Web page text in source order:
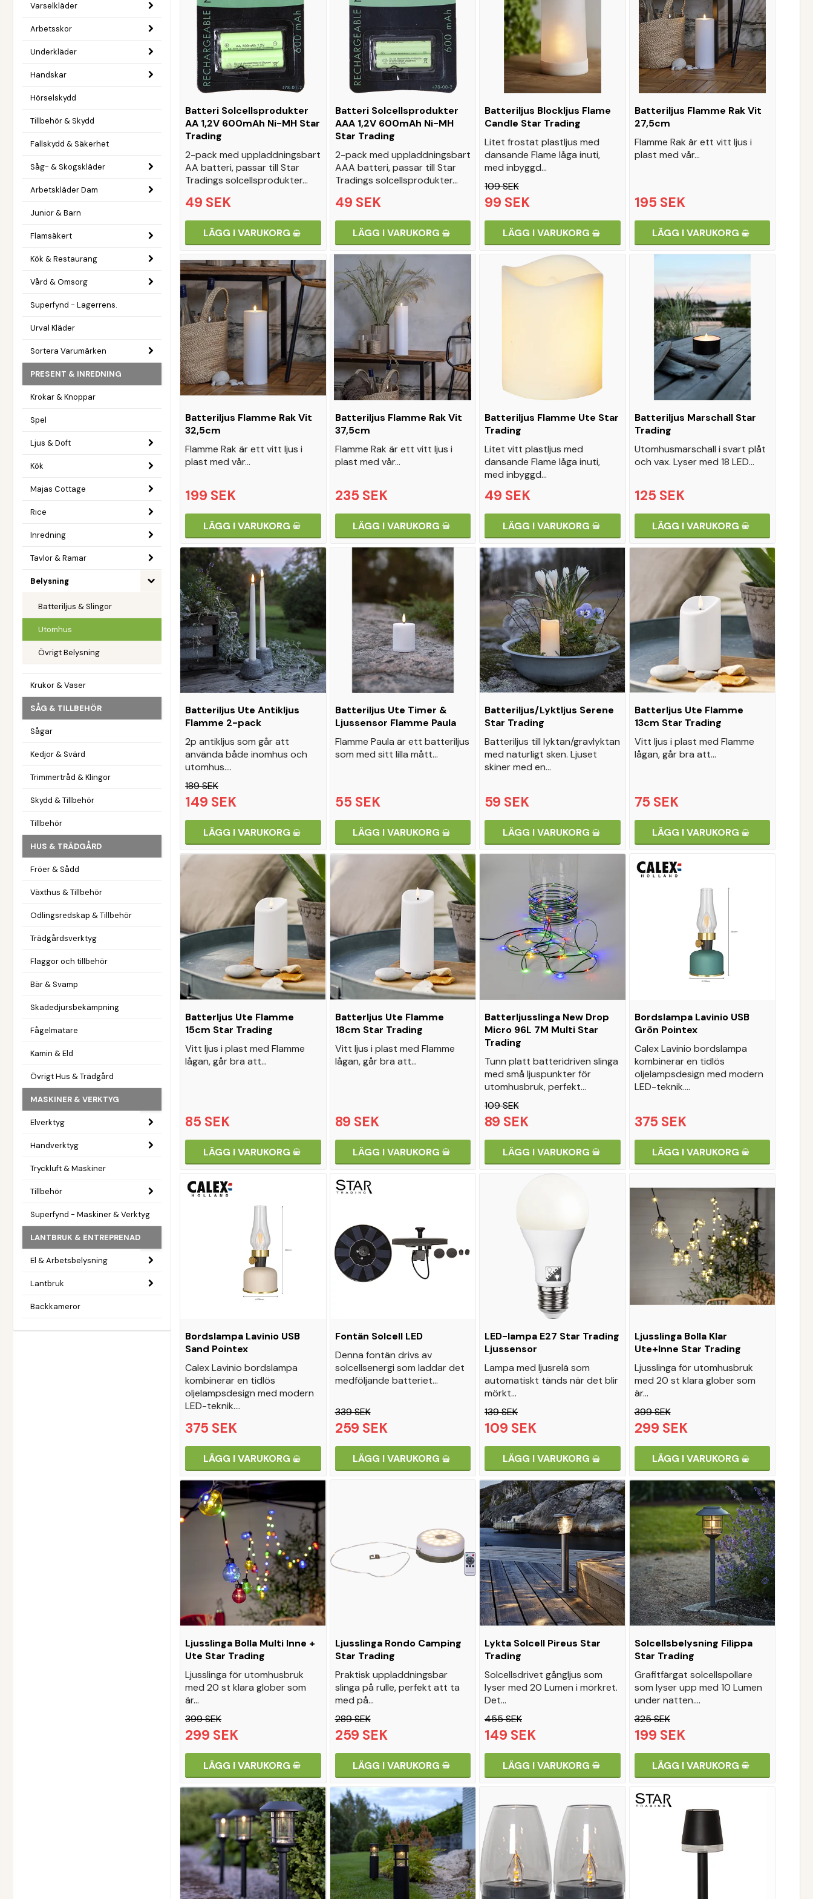
Varselkläder
Arbetsskor
Underkläder
Handskar
Hörselskydd
Tillbehör & Skydd
Fallskydd & Säkerhet
Såg- & Skogskläder
Arbetskläder Dam
Junior & Barn
Flamsäkert
Kök & Restaurang
Vård & Omsorg
Superfynd - Lagerrens.
Urval Kläder
Sortera Varumärken
PRESENT & INREDNING
Krokar & Knoppar
Spel
Ljus & Doft
Kök
Majas Cottage
Rice
Inredning
Tavlor & Ramar
Belysning
Batteriljus & Slingor
Utomhus
Övrigt Belysning
Krukor & Vaser
SÅG & TILLBEHÖR
Sågar
Kedjor & Svärd
Trimmertråd & Klingor
Skydd & Tillbehör
Tillbehör
HUS & TRÄDGÅRD
Fröer & Sådd
Växthus & Tillbehör
Odlingsredskap & Tillbehör
Trädgårdsverktyg
Flaggor och tillbehör
Bär & Svamp
Skadedjursbekämpning
Fågelmatare
Kamin & Eld
Övrigt Hus & Trädgård
MASKINER & VERKTYG
Elverktyg
Handverktyg
Tryckluft & Maskiner
Tillbehör
Superfynd - Maskiner & Verktyg
LANTBRUK & ENTREPRENAD
El & Arbetsbelysning
Lantbruk
Backkameror
Batteri Solcellsprodukter
AA 1,2V 600mAh Ni-MH Star
Trading
2-pack med uppladdningsbart
AA batteri, passar till Star
Tradings solcellsprodukter…
49 SEK
LÄGG I VARUKORG
Batteri Solcellsprodukter
AAA 1,2V 600mAh Ni-MH
Star Trading
2-pack med uppladdningsbart
AAA batteri, passar till Star
Tradings solcellsprodukter…
49 SEK
LÄGG I VARUKORG
Batteriljus Blockljus Flame
Candle Star Trading
Litet frostat plastljus med
dansande Flame låga inuti,
med inbyggd…
109 SEK
99 SEK
LÄGG I VARUKORG
Batteriljus Flamme Rak Vit
27,5cm
Flamme Rak är ett vitt ljus i
plast med vår…
195 SEK
LÄGG I VARUKORG
Batteriljus Flamme Rak Vit
32,5cm
Flamme Rak är ett vitt ljus i
plast med vår…
199 SEK
LÄGG I VARUKORG
Batteriljus Flamme Rak Vit
37,5cm
Flamme Rak är ett vitt ljus i
plast med vår…
235 SEK
LÄGG I VARUKORG
Batteriljus Flamme Ute Star
Trading
Litet vitt plastljus med
dansande Flame låga inuti,
med inbyggd…
49 SEK
LÄGG I VARUKORG
Batteriljus Marschall Star
Trading
Utomhusmarschall i svart plåt
och vax. Lyser med 18 LED…
125 SEK
LÄGG I VARUKORG
Batteriljus Ute Antikljus
Flamme 2-pack
2p antikljus som går att
använda både inomhus och
utomhus.…
189 SEK
149 SEK
LÄGG I VARUKORG
Batteriljus Ute Timer &
Ljussensor Flamme Paula
Flamme Paula är ett batteriljus
som med sitt lilla mått…
55 SEK
LÄGG I VARUKORG
Batteriljus/Lyktljus Serene
Star Trading
Batteriljus till lyktan/gravlyktan
med naturligt sken. Ljuset
skiner med en…
59 SEK
LÄGG I VARUKORG
Batterljus Ute Flamme
13cm Star Trading
Vitt ljus i plast med Flamme
lågan, går bra att…
75 SEK
LÄGG I VARUKORG
Batterljus Ute Flamme
15cm Star Trading
Vitt ljus i plast med Flamme
lågan, går bra att…
85 SEK
LÄGG I VARUKORG
Batterljus Ute Flamme
18cm Star Trading
Vitt ljus i plast med Flamme
lågan, går bra att…
89 SEK
LÄGG I VARUKORG
Batterljusslinga New Drop
Micro 96L 7M Multi Star
Trading
Tunn platt batteridriven slinga
med små ljuspunkter för
utomhusbruk, perfekt…
109 SEK
89 SEK
LÄGG I VARUKORG
Bordslampa Lavinio USB
Grön Pointex
Calex Lavinio bordslampa
kombinerar en tidlös
oljelampsdesign med modern
LED-teknik.…
375 SEK
LÄGG I VARUKORG
Bordslampa Lavinio USB
Sand Pointex
Calex Lavinio bordslampa
kombinerar en tidlös
oljelampsdesign med modern
LED-teknik.…
375 SEK
LÄGG I VARUKORG
Fontän Solcell LED
Denna fontän drivs av
solcellsenergi som laddar det
medföljande batteriet…
339 SEK
259 SEK
LÄGG I VARUKORG
LED-lampa E27 Star Trading
Ljussensor
Lampa med ljusrelä som
automatiskt tänds när det blir
mörkt…
139 SEK
109 SEK
LÄGG I VARUKORG
Ljusslinga Bolla Klar
Ute+Inne Star Trading
Ljusslinga för utomhusbruk
med 20 st klara glober som
är…
399 SEK
299 SEK
LÄGG I VARUKORG
Ljusslinga Bolla Multi Inne +
Ute Star Trading
Ljusslinga för utomhusbruk
med 20 st klara glober som
är…
399 SEK
299 SEK
LÄGG I VARUKORG
Ljusslinga Rondo Camping
Star Trading
Praktisk uppladdningsbar
slinga på rulle, perfekt att ta
med på…
289 SEK
259 SEK
LÄGG I VARUKORG
Lykta Solcell Pireus Star
Trading
Solcellsdrivet gångljus som
lyser med 20 Lumen i mörkret.
Det…
455 SEK
149 SEK
LÄGG I VARUKORG
Solcellsbelysning Filippa
Star Trading
Grafitfärgat solcellspollare
som lyser upp med 10 Lumen
under natten.…
325 SEK
199 SEK
LÄGG I VARUKORG